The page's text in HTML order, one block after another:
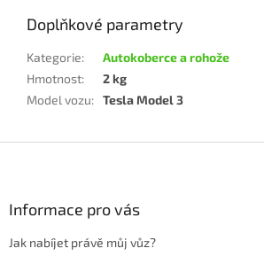
Doplňkové parametry
Kategorie:
Autokoberce a rohože
Hmotnost:
2 kg
Model vozu: Tesla Model 3
Informace pro vás
Jak nabíjet právě můj vůz?